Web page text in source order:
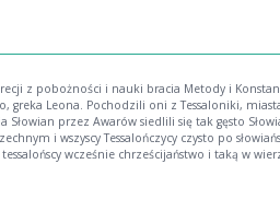
z pobożności i nauki bracia Metody i
greka Leona. Pochodzili oni z Tessaloniki,
przez Awarów siedlili się tak gęsto
i wszyscy Tessalończycy czysto po
wcześnie chrześcijaństwo i taką w